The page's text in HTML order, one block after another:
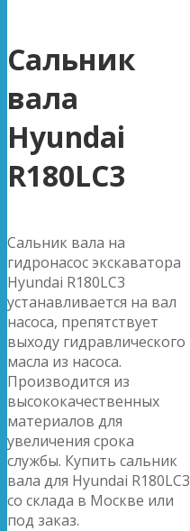
Сальник
вала
Hyundai
R180LC3
Сальник вала на
гидронасос экскаватора
Hyundai R180LC3
устанавливается на вал
насоса, препятствует
выходу гидравлического
масла из насоса.
Производится из
высококачественных
материалов для
увеличения срока
службы. Купить сальник
вала для Hyundai R180LC3
со склада в Москве или
под заказ.